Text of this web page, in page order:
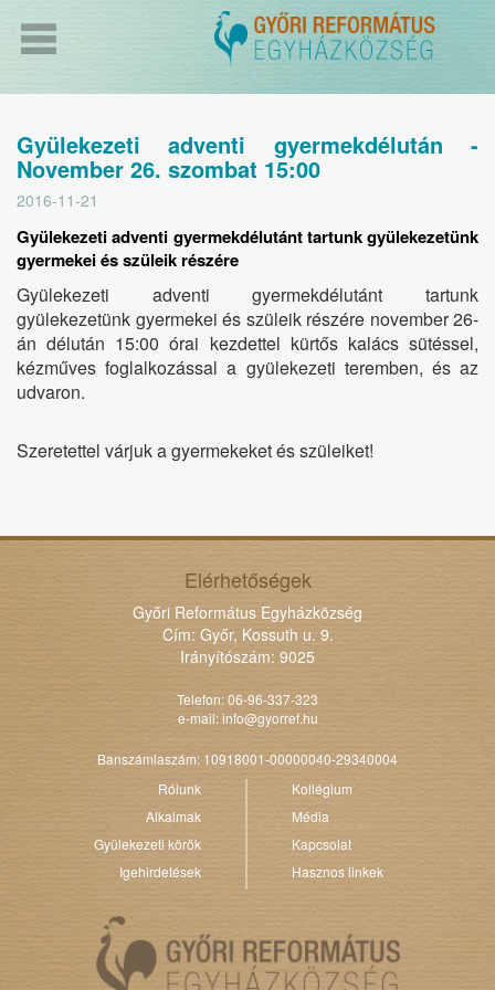
Gyülekezeti adventi gyermekdélután -
November 26. szombat 15:00
2016-11-21
Gyülekezeti adventi gyermekdélutánt tartunk gyülekezetünk
gyermekei és szüleik részére
Gyülekezeti adventi gyermekdélutánt tartunk
gyülekezetünk gyermekei és szüleik részére november 26-
án délután 15:00 órai kezdettel kürtős kalács sütéssel,
kézműves foglalkozással a gyülekezeti teremben, és az
udvaron.
Szeretettel várjuk a gyermekeket és szüleiket!
Elérhetőségek
Győri Református Egyházközség
Cím: Győr, Kossuth u. 9.
Irányítószám: 9025
Telefon: 06-96-337-323
e-mail:info@gyorref.hu
Banszámlaszám: 10918001-00000040-29340004
Rólunk
Alkalmak
Gyülekezeti körök
Igehirdetések
Kollégium
Média
Kapcsolat
Hasznos linkek